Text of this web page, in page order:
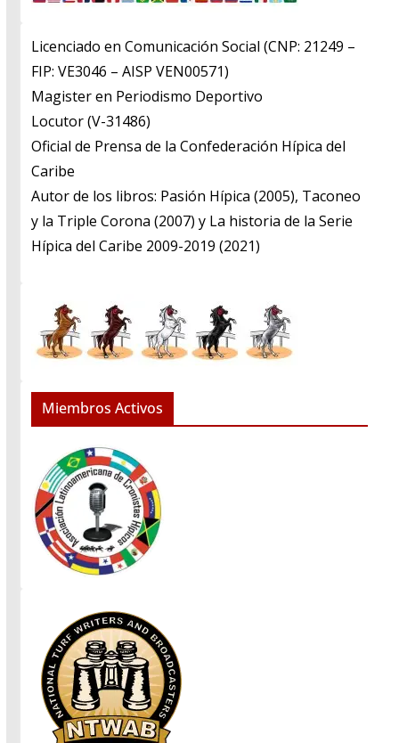
Licenciado en Comunicación Social (CNP: 21249 –
FIP: VE3046 – AISP VEN00571)
​Magister en Periodismo Deportivo
​Locutor (V-31486)
​Oficial de Prensa de la Confederación Hípica del
Caribe
​Autor de los libros: Pasión Hípica (2005), Taconeo
y la Triple Corona (2007) y La historia de la Serie
Hípica del Caribe 2009-2019 (2021)
Miembros Activos